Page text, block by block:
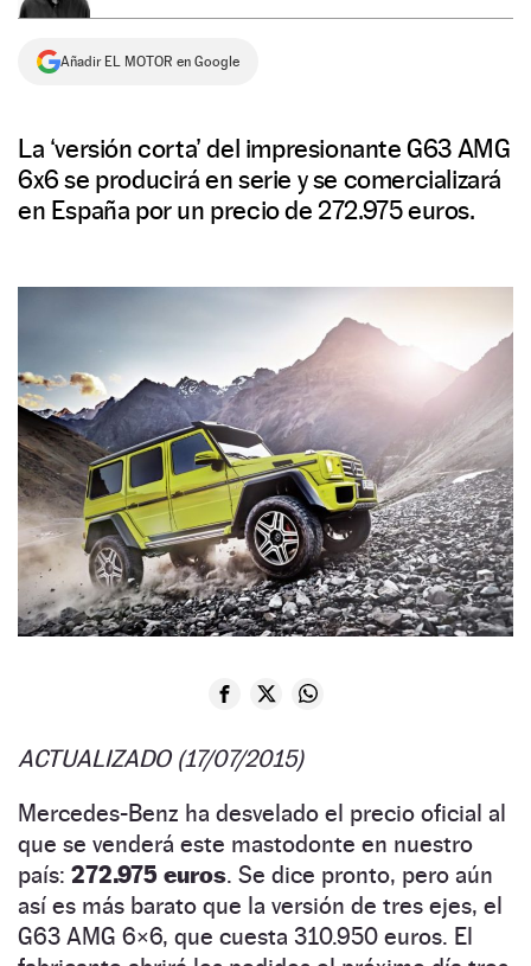
Añadir EL MOTOR en Google
La ‘versión corta’ del impresionante G63 AMG
6x6 se producirá en serie y se comercializará
en España por un precio de 272.975 euros.
ACTUALIZADO (17/07/2015)
Mercedes-Benz ha desvelado el precio oficial al
que se venderá este mastodonte en nuestro
país: 272.975 euros. Se dice pronto, pero aún
así es más barato que la versión de tres ejes, el
G63 AMG 6×6, que cuesta 310.950 euros. El